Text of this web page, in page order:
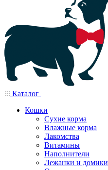
Каталог
Кошки
Сухие корма
Влажные корма
Лакомства
Витамины
Наполнители
Лежанки и домики